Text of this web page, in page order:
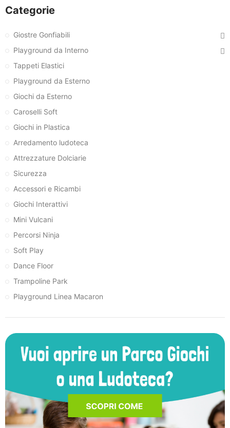
Categorie
Giostre Gonfiabili
Playground da Interno
Tappeti Elastici
Playground da Esterno
Giochi da Esterno
Caroselli Soft
Giochi in Plastica
Arredamento ludoteca
Attrezzature Dolciarie
Sicurezza
Accessori e Ricambi
Giochi Interattivi
Mini Vulcani
Percorsi Ninja
Soft Play
Dance Floor
Trampoline Park
Playground Linea Macaron